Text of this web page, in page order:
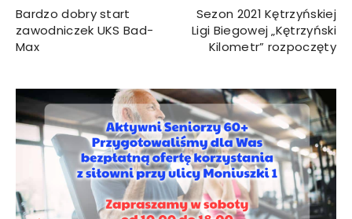
Bardzo dobry start
zawodniczek UKS Bad-
Max
Sezon 2021 Kętrzyńskiej
Ligi Biegowej „Kętrzyński
Kilometr” rozpoczęty